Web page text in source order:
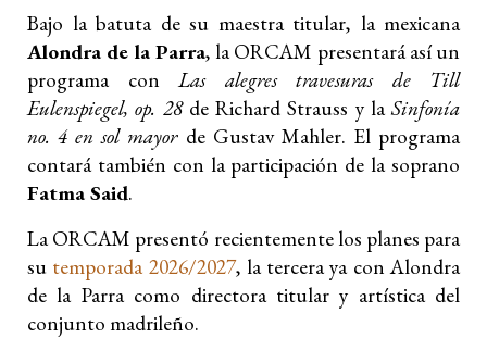
Bajo la batuta de su maestra titular, la mexicana
Alondra de la Parra, la ORCAM presentará así un
programa conLas alegres travesuras de Till
Eulenspiegel, op. 28de Richard Strauss y laSinfonía
no. 4 en sol mayorde Gustav Mahler. El programa
contará también con la participación de la soprano
Fatma Said.
La ORCAM presentó recientemente los planes para
su temporada 2026/2027, la tercera ya con Alondra
de la Parra como directora titular y artística del
conjunto madrileño.